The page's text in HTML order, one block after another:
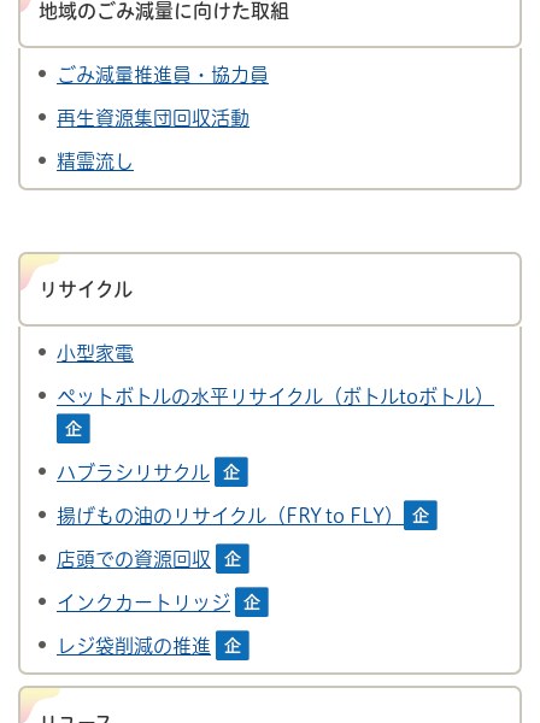
地域のごみ減量に向けた取組
ごみ減量推進員・協力員
再生資源集団回収活動
精霊流し
リサイクル
小型家電
ペットボトルの水平リサイクル（ボトルtoボトル）
ハブラシリサクル
揚げもの油のリサイクル（FRY to FLY）
店頭での資源回収
インクカートリッジ
レジ袋削減の推進